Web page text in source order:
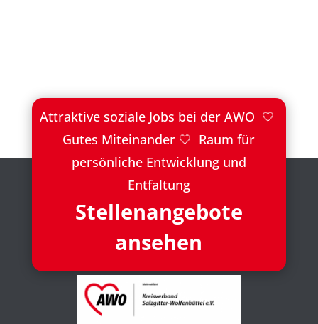
Attraktive soziale Jobs bei der AWO 🤍
Gutes Miteinander 🤍 Raum für
persönliche Entwicklung und
Entfaltung
Stellenangebote
ansehen